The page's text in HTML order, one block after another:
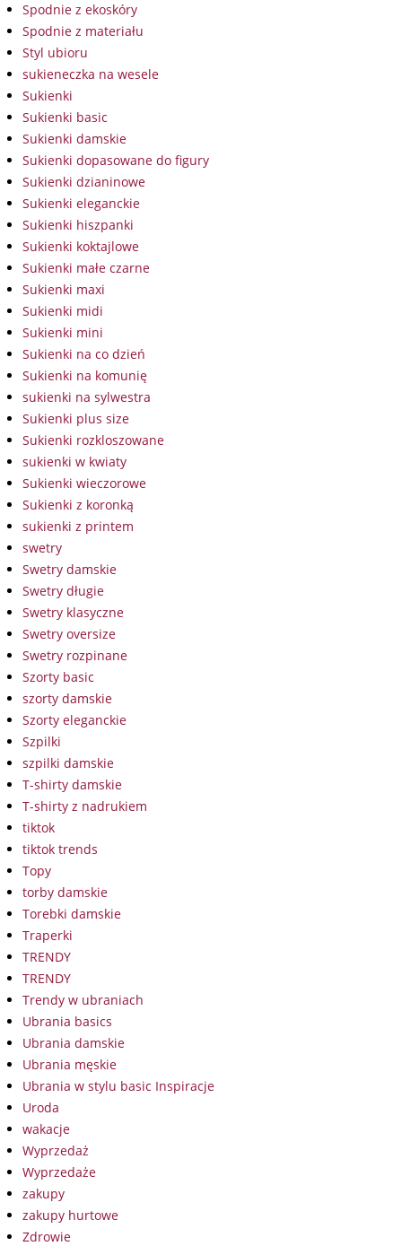
Spodnie z ekoskóry
Spodnie z materiału
Styl ubioru
sukieneczka na wesele
Sukienki
Sukienki basic
Sukienki damskie
Sukienki dopasowane do figury
Sukienki dzianinowe
Sukienki eleganckie
Sukienki hiszpanki
Sukienki koktajlowe
Sukienki małe czarne
Sukienki maxi
Sukienki midi
Sukienki mini
Sukienki na co dzień
Sukienki na komunię
sukienki na sylwestra
Sukienki plus size
Sukienki rozkloszowane
sukienki w kwiaty
Sukienki wieczorowe
Sukienki z koronką
sukienki z printem
swetry
Swetry damskie
Swetry długie
Swetry klasyczne
Swetry oversize
Swetry rozpinane
Szorty basic
szorty damskie
Szorty eleganckie
Szpilki
szpilki damskie
T-shirty damskie
T-shirty z nadrukiem
tiktok
tiktok trends
Topy
torby damskie
Torebki damskie
Traperki
TRENDY
TRENDY
Trendy w ubraniach
Ubrania basics
Ubrania damskie
Ubrania męskie
Ubrania w stylu basic Inspiracje
Uroda
wakacje
Wyprzedaż
Wyprzedaże
zakupy
zakupy hurtowe
Zdrowie